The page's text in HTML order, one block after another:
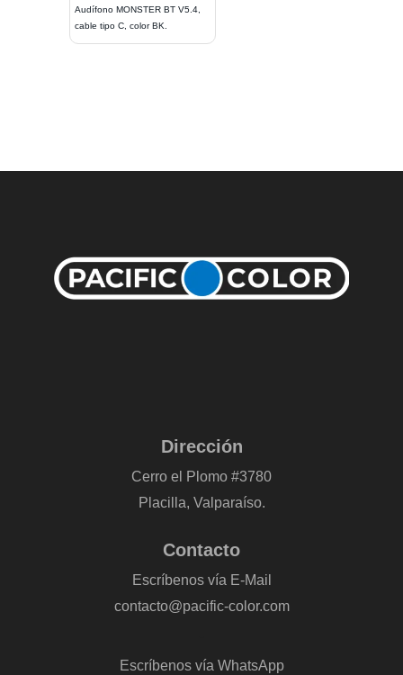
Audífono MONSTER BT V5.4,
cable tipo C, color BK.
Dirección
Cerro el Plomo #3780
Placilla, Valparaíso.
Contacto
Escríbenos vía E-Mail
contacto@pacific-color.com
Escríbenos vía WhatsApp